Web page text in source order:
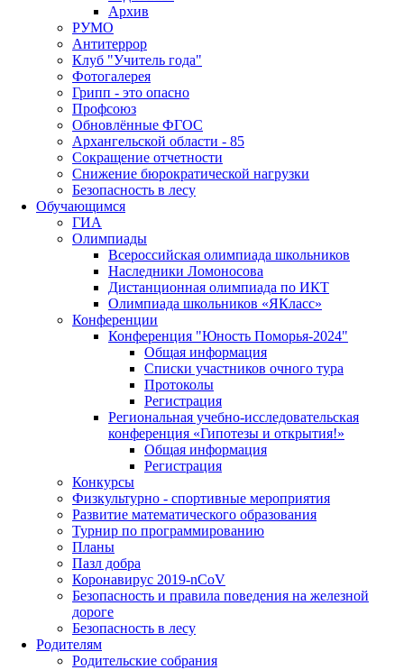
Архив
РУМО
Антитеррор
Клуб "Учитель года"
Фотогалерея
Грипп - это опасно
Профсоюз
Обновлённые ФГОС
Архангельской области - 85
Сокращение отчетности
Снижение бюрократической нагрузки
Безопасность в лесу
Обучающимся
ГИА
Олимпиады
Всероссийская олимпиада школьников
Наследники Ломоносова
Дистанционная олимпиада по ИКТ
Олимпиада школьников «ЯКласс»
Конференции
Конференция "Юность Поморья-2024"
Общая информация
Списки участников очного тура
Протоколы
Регистрация
Региональная учебно-исследовательская
конференция «Гипотезы и открытия!»
Общая информация
Регистрация
Конкурсы
Физкультурно - спортивные мероприятия
Развитие математического образования
Турнир по программированию
Планы
Пазл добра
Коронавирус 2019-nCoV
Безопасность и правила поведения на железной
дороге
Безопасность в лесу
Родителям
Родительские собрания